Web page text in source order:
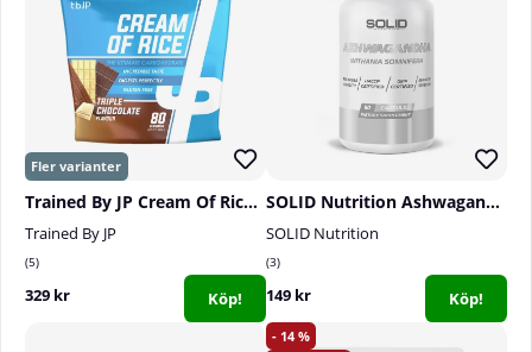
Trained By JP Cream Of Rice, 2 kg
Trained By JP
5
329 kr Köp!
SOLID Nutrition Ashwagandha, 60 caps
SOLID Nutrition
3
149 kr Köp!
14